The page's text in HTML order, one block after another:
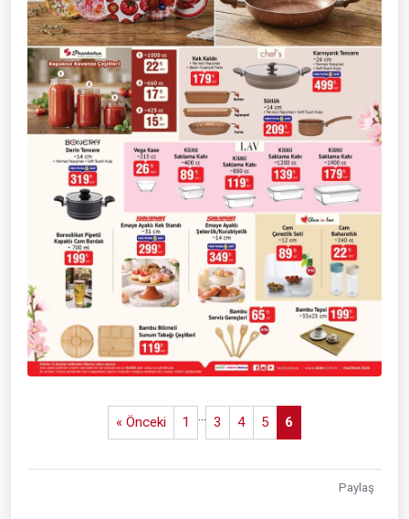
« Önceki 1 ... 3 4 5 6
Paylaş